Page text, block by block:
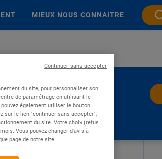
MIEUX NOUS CONNAITRE
du site, pour personnaliser son
de paramétrage en utilisant le
également utiliser le bouton
sur le lien "continuer sans accepter",
du site. Votre choix (refus
Vous pouvez changer d'avis à
page de notre site.
Continuer sans accepter